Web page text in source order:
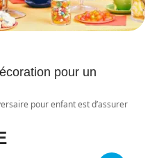
pour un
pour enfant est d’assurer